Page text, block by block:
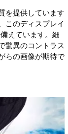
を提供しています
このディスプレイ
えています。細
驚異のコントラス
らの画像が期待で